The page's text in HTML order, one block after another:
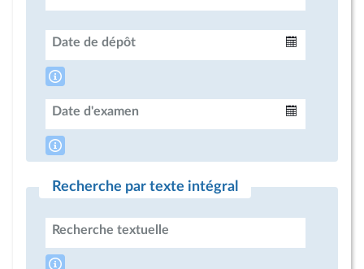
Date de dépôt
Date d'examen
Recherche par texte intégral
Recherche textuelle